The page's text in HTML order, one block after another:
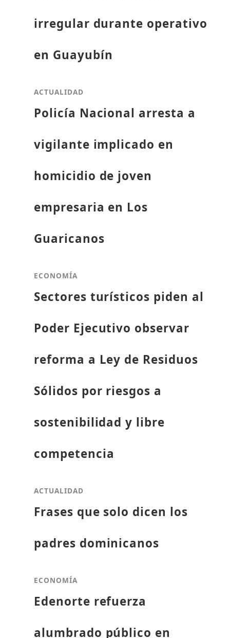
irregular durante operativo
en Guayubín
ACTUALIDAD
Policía Nacional arresta a
vigilante implicado en
homicidio de joven
empresaria en Los
Guaricanos
ECONOMÍA
Sectores turísticos piden al
Poder Ejecutivo observar
reforma a Ley de Residuos
Sólidos por riesgos a
sostenibilidad y libre
competencia
ACTUALIDAD
Frases que solo dicen los
padres dominicanos
ECONOMÍA
Edenorte refuerza
alumbrado público en